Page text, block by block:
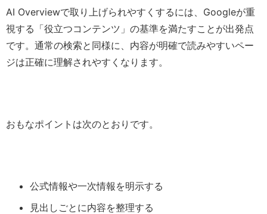
AI Overviewで取り上げられやすくするには、Googleが重
視する「役立つコンテンツ」の基準を満たすことが出発点
です。通常の検索と同様に、内容が明確で読みやすいペー
ジは正確に理解されやすくなります。
おもなポイントは次のとおりです。
公式情報や一次情報を明示する
見出しごとに内容を整理する